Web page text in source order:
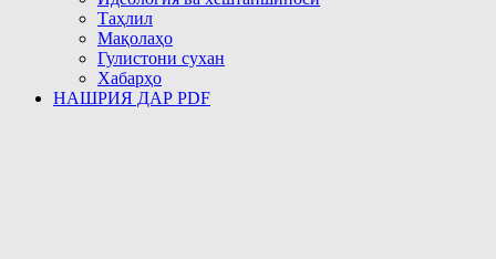
Таҳлил
Мақолаҳо
Гулистони сухан
Хабарҳо
НАШРИЯ ДАР PDF